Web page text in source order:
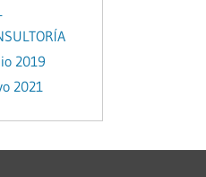
2019
2021